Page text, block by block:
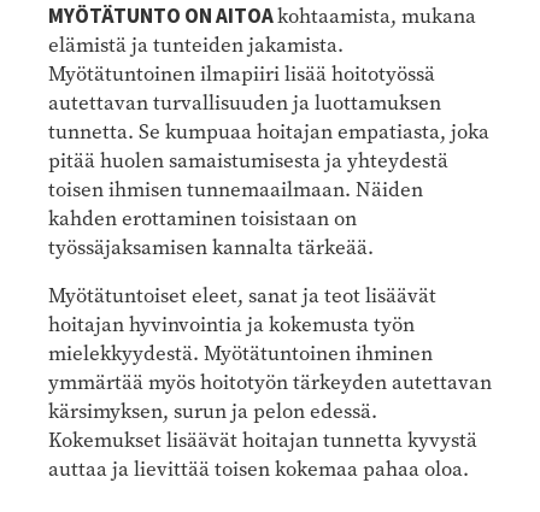
MYÖTÄTUNTO ON AITOAkohtaamista, mukana
elämistä ja tunteiden jakamista.
Myötätuntoinen ilmapiiri lisää hoitotyössä
autettavan turvallisuuden ja luottamuksen
tunnetta. Se kumpuaa hoitajan empatiasta, joka
pitää huolen samaistumisesta ja yhteydestä
toisen ihmisen tunnemaailmaan. Näiden
kahden erottaminen toisistaan on
työssäjaksamisen kannalta tärkeää.
Myötätuntoiset eleet, sanat ja teot lisäävät
hoitajan hyvinvointia ja kokemusta työn
mielekkyydestä. Myötätuntoinen ihminen
ymmärtää myös hoitotyön tärkeyden autettavan
kärsimyksen, surun ja pelon edessä.
Kokemukset lisäävät hoitajan tunnetta kyvystä
auttaa ja lievittää toisen kokemaa pahaa oloa.